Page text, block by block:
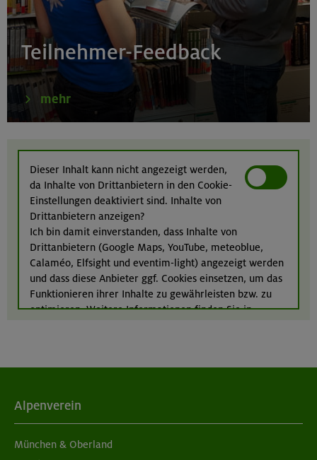
21.-23.08.26
Familienfreizeit: Hüttenübernachtung mit Kindern
von 6-9 J.
Kitzbüheler Alpen
Termine)
München
21.08.26
Klettertreff indoor
München
Teilnehmer-Feedback
mehr
Dieser Inhalt kann nicht angezeigt werden,
da Inhalte von Drittanbietern in den Cookie-
Einstellungen deaktiviert sind. Inhalte von
Drittanbietern anzeigen?
Ich bin damit einverstanden, dass Inhalte von
Drittanbietern (Google Maps, YouTube, meteoblue,
Calaméo, Elfsight und eventim-light) angezeigt werden
und dass diese Anbieter ggf. Cookies einsetzen, um das
Funktionieren ihrer Inhalte zu gewährleisten bzw. zu
optimieren. Weitere Informationen finden Sie in
Alpenverein
München & Oberland